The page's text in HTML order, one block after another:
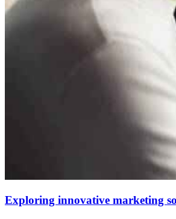
Exploring innovative marketing